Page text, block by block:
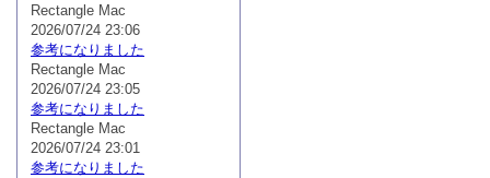
Rectangle Mac
2026/07/24 23:06
参考になりました
Rectangle Mac
2026/07/24 23:05
参考になりました
Rectangle Mac
2026/07/24 23:01
参考になりました